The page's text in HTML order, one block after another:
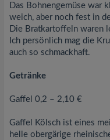
Das Bohnengemüse war
weich, aber noch fest in
Die Bratkartoffeln waren
Ich persönlich mag die
auch so schmackhaft.
Getränke
Gaffel 0,2 – 2,10 €
Gaffel Kölsch ist eines
helle obergärige